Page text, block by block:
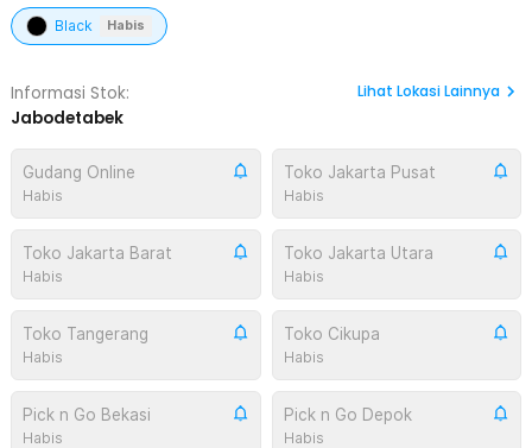
Black Habis
Informasi Stok:
Jabodetabek
Lihat Lokasi Lainnya
Gudang Online
Habis
Toko Jakarta Pusat
Habis
Toko Jakarta Barat
Habis
Toko Jakarta Utara
Habis
Toko Tangerang
Habis
Toko Cikupa
Habis
Pick n Go Bekasi
Habis
Pick n Go Depok
Habis